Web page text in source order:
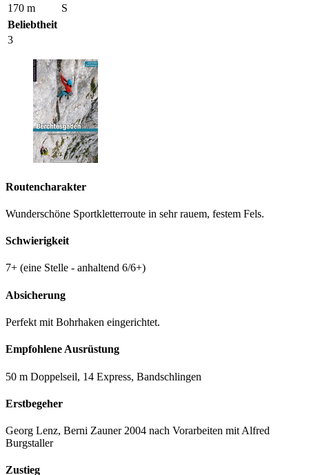
170 m
S
Beliebtheit
3
Routencharakter
Wunderschöne Sportkletterroute in sehr rauem, festem Fels.
Schwierigkeit
7+ (eine Stelle - anhaltend 6/6+)
Absicherung
Perfekt mit Bohrhaken eingerichtet.
Empfohlene Ausrüstung
50 m Doppelseil, 14 Express, Bandschlingen
Erstbegeher
Georg Lenz, Berni Zauner 2004 nach Vorarbeiten mit Alfred
Burgstaller
Zustieg